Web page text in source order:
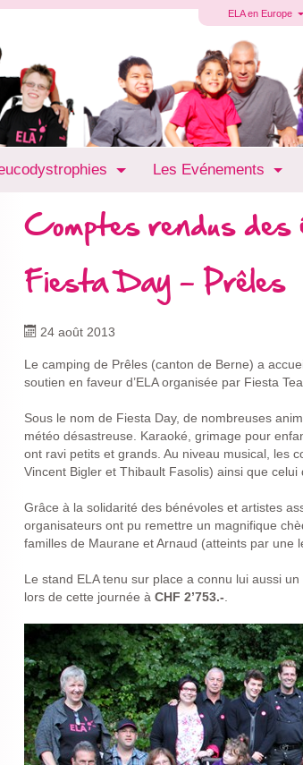
ELA en Europe
Les Evénements
Comptes rendus des
Fiesta Day - Prêles
24 août 2013
Le camping de Prêles (canton de Berne) a
soutien en faveur d’ELA organisée par Fiesta
Sous le nom de Fiesta Day, de nombreuses
météo désastreuse. Karaoké, grimage pour
ont ravi petits et grands. Au niveau musical, les
Vincent Bigler et Thibault Fasolis) ainsi que celui
Grâce à la solidarité des bénévoles et artistes
organisateurs ont pu remettre un magnifique
familles de Maurane et Arnaud (atteints par une
Le stand ELA tenu sur place a connu lui aussi
lors de cette journée à CHF 2’753.-